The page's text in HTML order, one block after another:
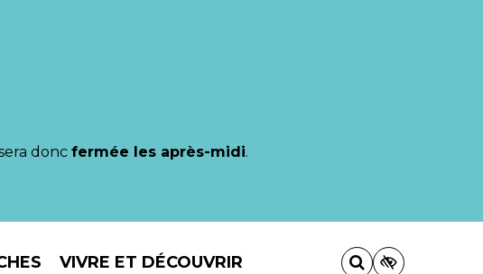
donc fermée les après-midi.
VIVRE ET DÉCOUVRIR